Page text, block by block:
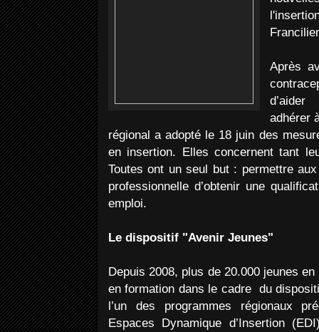
Après
adhérer
régional a adopté le 18 juin des
en insertion. Elles concernent tant
Toutes ont un seul but : permettre
professionnelle d’obtenir une
emploi.
Le dispositif "Avenir Jeunes"
Depuis 2008, plus de 20.000 jeunes
en formation dans le cadre du
l’un des programmes régionaux
Espaces Dynamique d’Insertion